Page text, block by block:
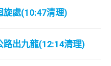
旋處(10:47清理)
路出九龍(12:14清理)